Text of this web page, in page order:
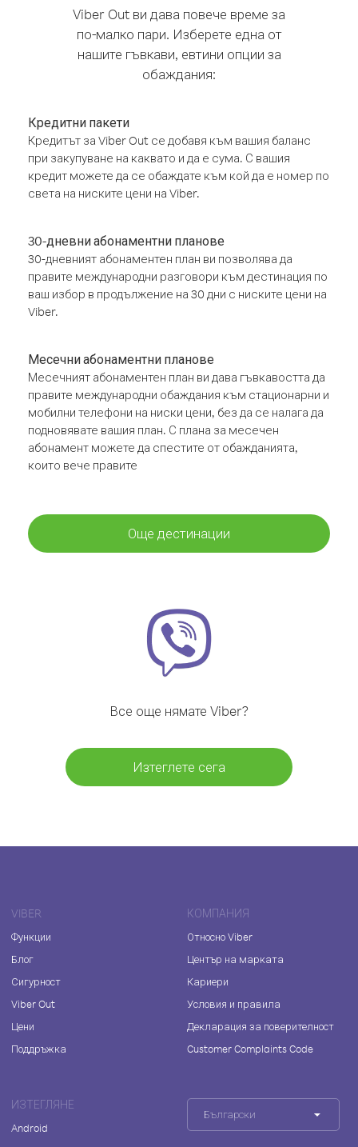
Viber Out ви дава повече време за
по-малко пари. Изберете една от
нашите гъвкави, евтини опции за
обаждания:
Кредитни пакети
Кредитът за Viber Out се добавя към вашия баланс
при закупуване на каквато и да е сума. С вашия
кредит можете да се обаждате към кой да е номер по
света на ниските цени на Viber.
30-дневни абонаментни планове
30-дневният абонаментен план ви позволява да
правите международни разговори към дестинация по
ваш избор в продължение на 30 дни с ниските цени на
Viber.
Месечни абонаментни планове
Месечният абонаментен план ви дава гъвкавостта да
правите международни обаждания към стационарни и
мобилни телефони на ниски цени, без да се налага да
подновявате вашия план. С плана за месечен
абонамент можете да спестите от обажданията,
които вече правите
Още дестинации
Все още нямате Viber?
Изтеглете сега
VIBER
Функции
Блог
Сигурност
Viber Out
Цени
Поддръжка
КОМПАНИЯ
Относно Viber
Център на марката
Кариери
Условия и правила
Декларация за поверителност
Customer Complaints Code
ИЗТЕГЛЯНЕ
Android
Български